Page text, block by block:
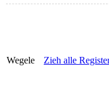
Wegele Zieh alle